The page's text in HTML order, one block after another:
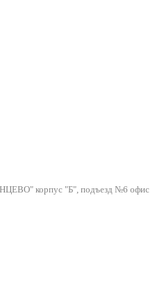
корпус "Б", подъезд №6 офис